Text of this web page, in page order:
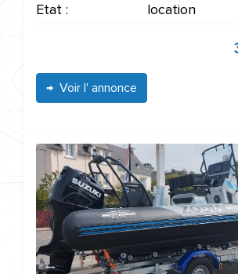
Etat :
location
Voir l' annonce